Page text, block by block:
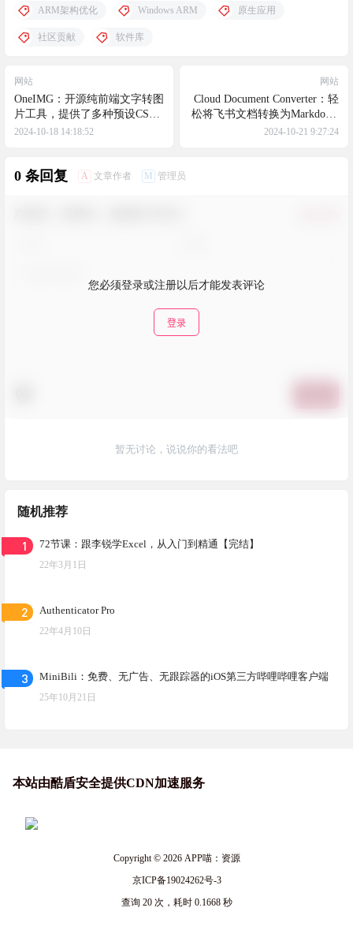
ARM架构优化 Windows ARM 原生应用
社区贡献 软件库
网站
OneIMG：开源纯前端文字转图
片工具，提供了多种预设CSS
模板样式，支持快速生成预览
2024-10-18 14:18:52
网站
Cloud Document Converter：轻
松将飞书文档转换为Markdown
格式的实用工具，可以通过右
2024-10-21 9:27:24
0 条回复 A 文章作者 M 管理员
您必须登录或注册以后才能发表评论
登录
暂无讨论，说说你的看法吧
随机推荐
1 72节课：跟李锐学Excel，从入门到精通【完结】
22年3月1日
2 Authenticator Pro
22年4月10日
3 MiniBili：免费、无广告、无跟踪器的iOS第三方哔哩哔哩客户端
25年10月21日
本站由酷盾安全提供CDN加速服务
Copyright © 2026APP喵：资源
京ICP备19024262号-3
查询 20 次，耗时 0.1668 秒